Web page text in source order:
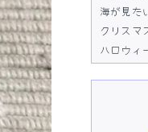
海が見た
クリスマ
ハロウィ